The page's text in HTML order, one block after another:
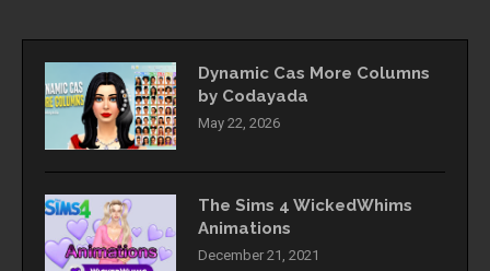
Dynamic Cas More Columns
by Codayada
May 22, 2026
The Sims 4 WickedWhims
Animations
December 21, 2021